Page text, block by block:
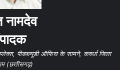
पीडब्ल्यूडी ऑफिस के सामने, कवर्धा जिला
(छत्तीसगढ़)